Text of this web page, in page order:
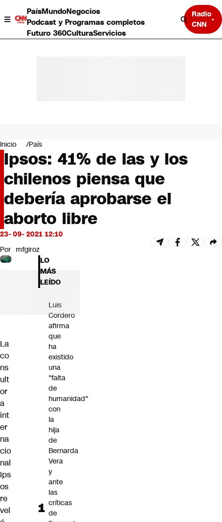
PaísMundoNegocios
Podcast y Programas completos
Futuro 360CulturaServicios
Radio
CNN
Negocios
Deportes
Programas completos
Cultura
Servicios
Bits
CNN tiempo
Futuro 360
Inicio País
Ipsos: 41% de las y los
chilenos piensa que
debería aprobarse el
aborto libre
23- 09- 2021 12:10
Por mfgiroz
La
co
ns
ult
or
a
int
er
na
cio
nal
Ips
os
re
vel
LO
MÁS
LEÍDO
Luis
Cordero
afirma
que
ha
existido
una
"falta
de
humanidad"
con
la
hija
de
Bernarda
Vera
y
ante
las
críticas
de